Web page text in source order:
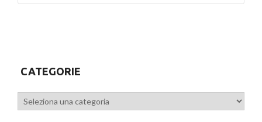
CATEGORIE
Categorie